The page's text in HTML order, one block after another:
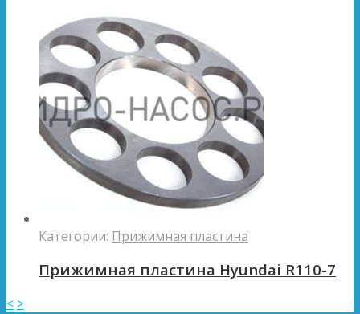
Категории: Прижимная пластина
Прижимная пластина Hyundai R110-7
< >